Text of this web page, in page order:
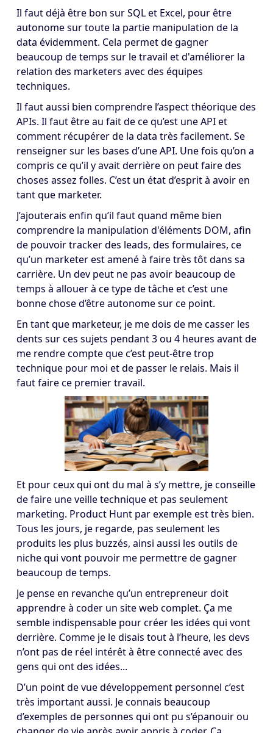
Il faut déjà être bon sur SQL et Excel, pour être
autonome sur toute la partie manipulation de la
data évidemment. Cela permet de gagner
beaucoup de temps sur le travail et d'améliorer la
relation des marketers avec des équipes
techniques.
Il faut aussi bien comprendre l’aspect théorique des
APIs. Il faut être au fait de ce qu’est une API et
comment récupérer de la data très facilement. Se
renseigner sur les bases d’une API. Une fois qu’on a
compris ce qu’il y avait derrière on peut faire des
choses assez folles. C’est un état d’esprit à avoir en
tant que marketer.
J’ajouterais enfin qu’il faut quand même bien
comprendre la manipulation d'éléments DOM, afin
de pouvoir tracker des leads, des formulaires, ce
qu’un marketer est amené à faire très tôt dans sa
carrière. Un dev peut ne pas avoir beaucoup de
temps à allouer à ce type de tâche et c’est une
bonne chose d’être autonome sur ce point.
En tant que marketeur, je me dois de me casser les
dents sur ces sujets pendant 3 ou 4 heures avant de
me rendre compte que c’est peut-être trop
technique pour moi et de passer le relais. Mais il
faut faire ce premier travail.
Et pour ceux qui ont du mal à s’y mettre, je conseille
de faire une veille technique et pas seulement
marketing. Product Hunt par exemple est très bien.
Tous les jours, je regarde, pas seulement les
produits les plus buzzés, ainsi aussi les outils de
niche qui vont pouvoir me permettre de gagner
beaucoup de temps.
Je pense en revanche qu’un entrepreneur doit
apprendre à coder un site web complet. Ça me
semble indispensable pour créer les idées qui vont
derrière. Comme je le disais tout à l’heure, les devs
n’ont pas de réel intérêt à être connecté avec des
gens qui ont des idées...
D’un point de vue développement personnel c’est
très important aussi. Je connais beaucoup
d’exemples de personnes qui ont pu s’épanouir ou